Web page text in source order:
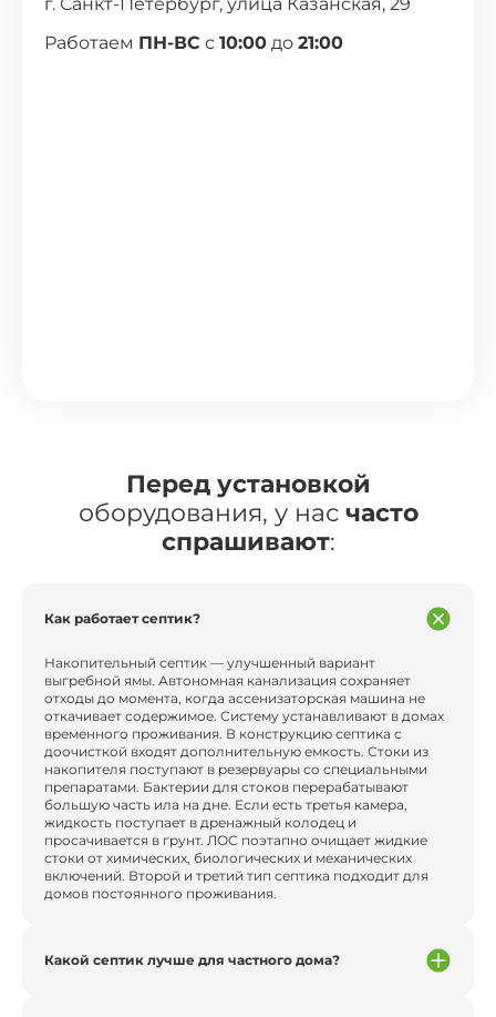
Работаем ПН-ВС с 10:00 до 21:00
Перед установкой
оборудования, у нас часто
спрашивают:
Как работает септик?
Накопительный септик — улучшенный вариант
выгребной ямы. Автономная канализация сохраняет
отходы до момента, когда ассенизаторская машина не
откачивает содержимое. Систему устанавливают в домах
временного проживания. В конструкцию септика с
доочисткой входят дополнительную емкость. Стоки из
накопителя поступают в резервуары со специальными
препаратами. Бактерии для стоков перерабатывают
большую часть ила на дне. Если есть третья камера,
жидкость поступает в дренажный колодец и
просачивается в грунт. ЛОС поэтапно очищает жидкие
стоки от химических, биологических и механических
включений. Второй и третий тип септика подходит для
домов постоянного проживания.
Какой септик лучше для частного дома?